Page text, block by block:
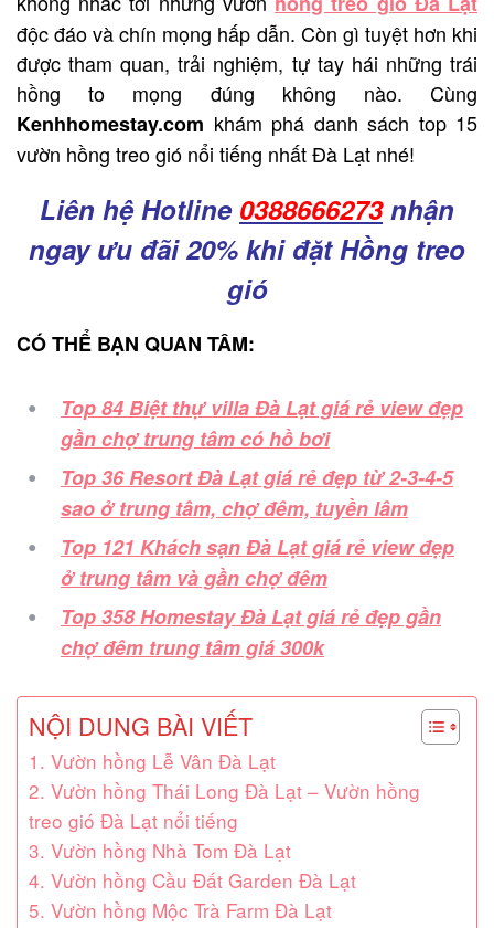
độc đáo và chín mọng hấp dẫn. Còn gì tuyệt hơn khi
được tham quan, trải nghiệm, tự tay hái những trái
hồng to mọng đúng không nào. Cùng
Kenhhomestay.com khám phá danh sách top 15
vườn hồng treo gió nổi tiếng nhất Đà Lạt nhé!
Liên hệHotline 0388666273nhận
ngay ưu đãi 20% khi đặt Hồng treo
gió
CÓ THỂ BẠN QUAN TÂM:
Top 84 Biệt thự villa Đà Lạt giá rẻ view đẹp
gần chợ trung tâm có hồ bơi
Top 36 Resort Đà Lạt giá rẻ đẹp từ 2-3-4-5
sao ở trung tâm, chợ đêm, tuyền lâm
Top 121 Khách sạn Đà Lạt giá rẻ view đẹp
ở trung tâm và gần chợ đêm
Top 358 Homestay Đà Lạt giá rẻ đẹp gần
chợ đêm trung tâm giá 300k
NỘI DUNG BÀI VIẾT
1. Vườn hồng Lễ Vân Đà Lạt
2. Vườn hồng Thái Long Đà Lạt – Vườn hồng
treo gió Đà Lạt nổi tiếng
3. Vườn hồng Nhà Tom Đà Lạt
4. Vườn hồng Cầu Đất Garden Đà Lạt
5. Vườn hồng Mộc Trà Farm Đà Lạt